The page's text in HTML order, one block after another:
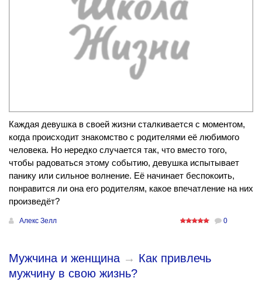
Каждая девушка в своей жизни сталкивается с моментом,
когда происходит знакомство с родителями её любимого
человека. Но нередко случается так, что вместо того,
чтобы радоваться этому событию, девушка испытывает
панику или сильное волнение. Её начинает беспокоить,
понравится ли она его родителям, какое впечатление на них
произведёт?
Алекс Зелл 0
Мужчина и женщина → Как привлечь
мужчину в свою жизнь?